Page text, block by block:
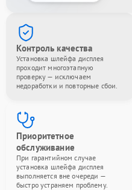
Контроль качества
Установка шлейфа дисплея
проходит многоэтапную
проверку — исключаем
недоработки и повторные сбои.
Приоритетное
обслуживание
При гарантийном случае
установка шлейфа дисплея
выполняется вне очереди —
быстро устраняем проблему.